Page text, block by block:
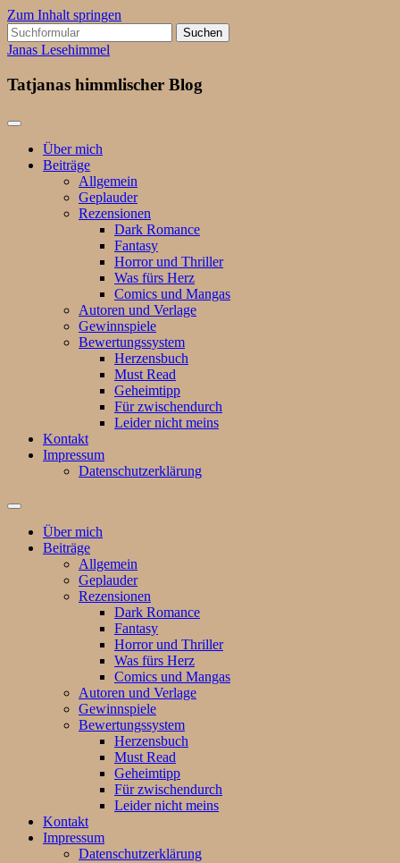
Zum Inhalt springen
Suchen
nach:
Janas Lesehimmel
Tatjanas himmlischer Blog
Über mich
Beiträge
Allgemein
Geplauder
Rezensionen
Dark Romance
Fantasy
Horror und Thriller
Was fürs Herz
Comics und Mangas
Autoren und Verlage
Gewinnspiele
Bewertungssystem
Herzensbuch
Must Read
Geheimtipp
Für zwischendurch
Leider nicht meins
Kontakt
Impressum
Datenschutzerklärung
Suchfeld
ein-/ausblenden
Über mich
Beiträge
Allgemein
Geplauder
Rezensionen
Dark Romance
Fantasy
Horror und Thriller
Was fürs Herz
Comics und Mangas
Autoren und Verlage
Gewinnspiele
Bewertungssystem
Herzensbuch
Must Read
Geheimtipp
Für zwischendurch
Leider nicht meins
Kontakt
Impressum
Datenschutzerklärung